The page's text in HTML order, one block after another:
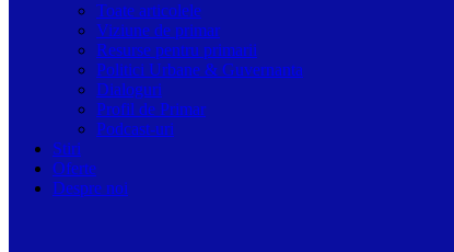
Toate articolele
Viziune de primar
Resurse pentru primarii
Politici Urbane & Guvernanta
Dialoguri
Profil de Primar
Podcast-uri
Stiri
Oferte
Despre noi